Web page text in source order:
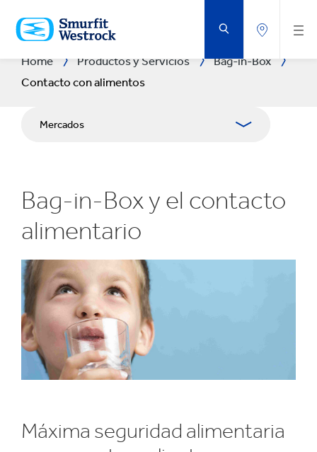
AL
CONTENIDO
PRINCIPAL
Home Productos y Servicios
Bag-in-Box
Contacto con alimentos
Mercados
Smartlife
Contacto alimentario
Calidad
Experiencia
Bag-in-Box y el contacto
alimentario
Máxima seguridad alimentaria